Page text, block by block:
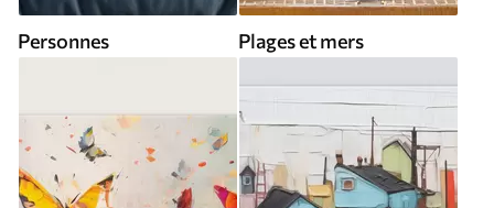
Personnes Plages et mers